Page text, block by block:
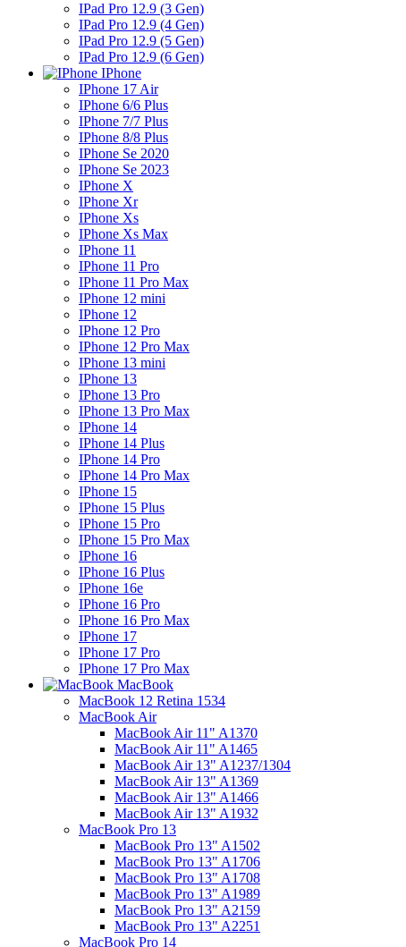
IPad Pro 12.9 (3 Gen)
IPad Pro 12.9 (4 Gen)
IPad Pro 12.9 (5 Gen)
IPad Pro 12.9 (6 Gen)
IPhone
IPhone 17 Air
IPhone 6/6 Plus
IPhone 7/7 Plus
IPhone 8/8 Plus
IPhone Se 2020
IPhone Se 2023
IPhone X
IPhone Xr
IPhone Xs
IPhone Xs Max
IPhone 11
IPhone 11 Pro
IPhone 11 Pro Max
IPhone 12 mini
IPhone 12
IPhone 12 Pro
IPhone 12 Pro Max
IPhone 13 mini
IPhone 13
IPhone 13 Pro
IPhone 13 Pro Max
IPhone 14
IPhone 14 Plus
IPhone 14 Pro
IPhone 14 Pro Max
IPhone 15
IPhone 15 Plus
IPhone 15 Pro
IPhone 15 Pro Max
IPhone 16
IPhone 16 Plus
IPhone 16e
IPhone 16 Pro
IPhone 16 Pro Max
IPhone 17
IPhone 17 Pro
IPhone 17 Pro Max
MacBook
MacBook 12 Retina 1534
MacBook Air
MacBook Air 11" A1370
MacBook Air 11" A1465
MacBook Air 13" A1237/1304
MacBook Air 13" A1369
MacBook Air 13" A1466
MacBook Air 13" A1932
MacBook Pro 13
MacBook Pro 13" A1502
MacBook Pro 13" A1706
MacBook Pro 13" A1708
MacBook Pro 13" A1989
MacBook Pro 13" A2159
MacBook Pro 13" A2251
MacBook Pro 14